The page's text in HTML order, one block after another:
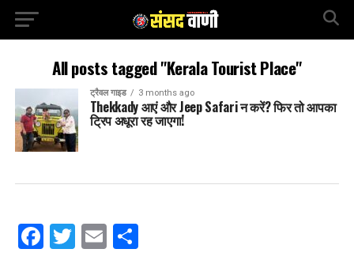
All posts tagged "Kerala Tourist Place"
ट्रैवल गाइड 3 months ago
Thekkady आएं और Jeep Safari न करें? फिर तो आपका
ट्रिप अधूरा रह जाएगा!
Facebook
Twitter
EmailShare